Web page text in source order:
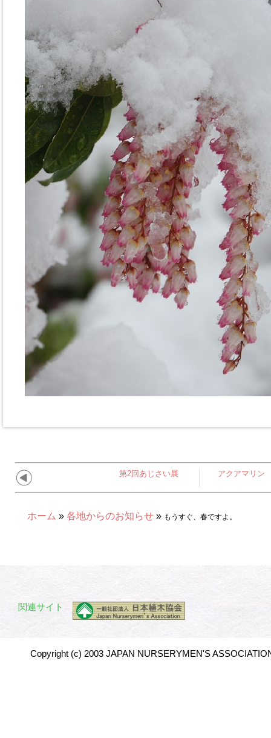
第2回あじさい展 アクアマリン
ホーム » 各地からのお知らせ » もうすぐ、春ですよ。
関連サイト
Copyright (c) 2003 JAPAN NURSERYMEN'S